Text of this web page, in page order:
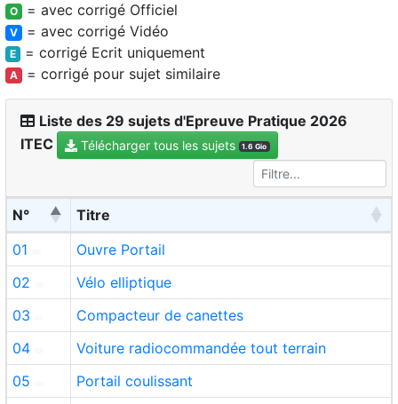
O = avec corrigé Officiel
V = avec corrigé Vidéo
E = corrigé Ecrit uniquement
A = corrigé pour sujet similaire
Liste des 29 sujets d'Epreuve Pratique 2026
ITEC
Télécharger tous les sujets 1.6 Gio
N° Titre
01
Ouvre Portail
02
Vélo elliptique
03
Compacteur de canettes
04
Voiture radiocommandée tout terrain
05
Portail coulissant